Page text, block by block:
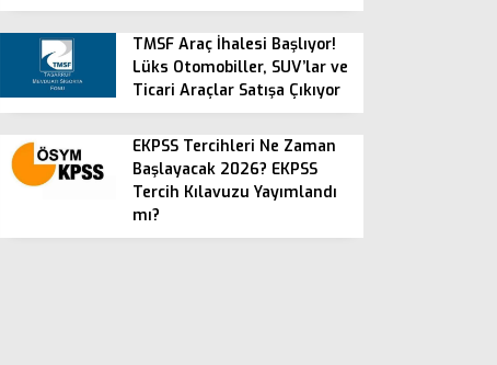
TMSF Araç İhalesi Başlıyor!
Lüks Otomobiller, SUV’lar ve
Ticari Araçlar Satışa Çıkıyor
EKPSS Tercihleri Ne Zaman
Başlayacak 2026? EKPSS
Tercih Kılavuzu Yayımlandı
mı?